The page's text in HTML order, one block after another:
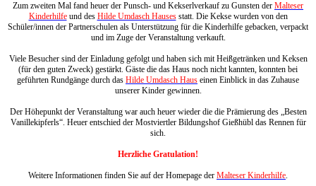
Zum zweiten Mal fand heuer der Punsch- und Kekserlverkauf zu Gunsten der Malteser
Kinderhilfeund des Hilde Umdasch Hausesstatt. Die Kekse wurden von den
Schüler/innen der Partnerschulen als Unterstützung für die Kinderhilfe gebacken, verpackt
und im Zuge der Veranstaltung verkauft.
Viele Besucher sind der Einladung gefolgt und haben sich mit Heißgetränken und Keksen
(für den guten Zweck) gestärkt. Gäste die das Haus noch nicht kannten, konnten bei
geführten Rundgänge durch das Hilde Umdasch Haus einen Einblick in das Zuhause
unserer Kinder gewinnen.
Der Höhepunkt der Veranstaltung war auch heuer wieder die die Prämierung des „Besten
Vanillekipferls“. Heuer entschied der Mostviertler Bildungshof Gießhübl das Rennen für
sich.
Herzliche Gratulation!
Weitere Informationen finden Sie auf der Homepage der Malteser Kinderhilfe.